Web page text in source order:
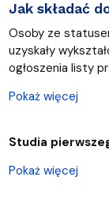
Jak składać
Osoby ze
uzyskały
ogłoszenia listy
Pokaż więcej
Studia
Pokaż więcej